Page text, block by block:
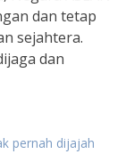
dan tetap
sejahtera.
dan
pernah dijajah